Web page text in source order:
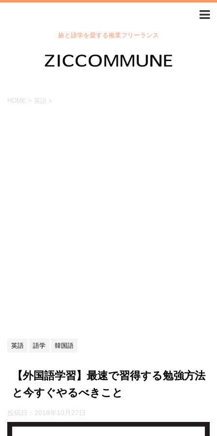
旅と語学を愛する複業フリーランス
HOME > 英語 >
英語 語学 韓国語
【外国語学習】最速で習得する勉強方法
と今すぐやるべきこと
投稿日： 2018年10月27日